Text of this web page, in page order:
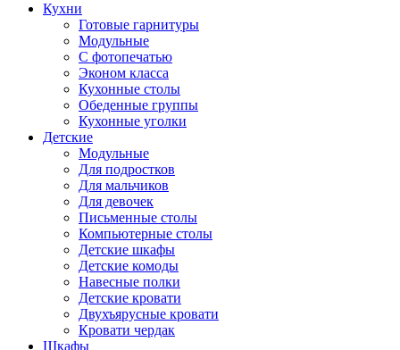
Кухни
Готовые гарнитуры
Модульные
С фотопечатью
Эконом класса
Кухонные столы
Обеденные группы
Кухонные уголки
Детские
Модульные
Для подростков
Для мальчиков
Для девочек
Письменные столы
Компьютерные столы
Детские шкафы
Детские комоды
Навесные полки
Детские кровати
Двухъярусные кровати
Кровати чердак
Шкафы